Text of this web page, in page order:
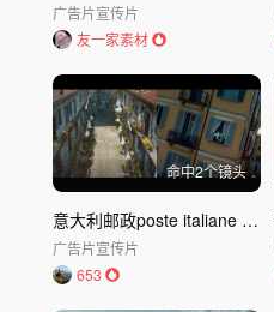
广告片宣传片
友一家素材
命中2个镜头
意大利邮政poste italiane 百年纪念片
广告片宣传片
653